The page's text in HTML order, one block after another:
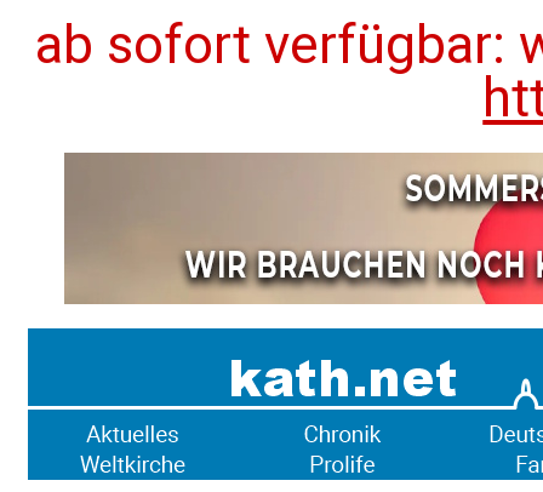
ab sofort verfügbar: